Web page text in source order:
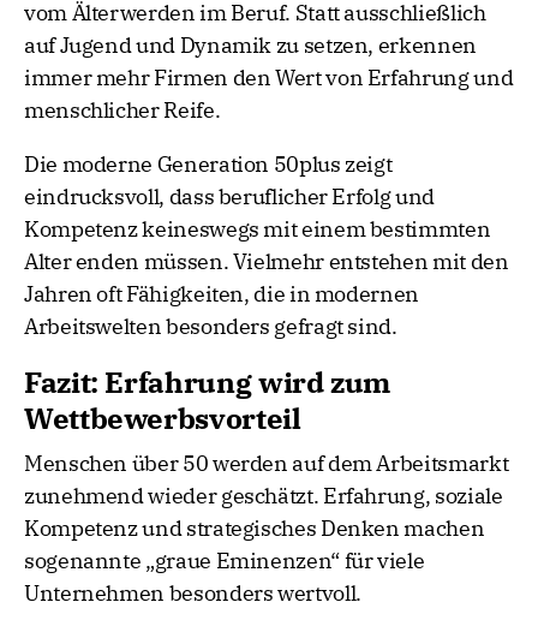
vom Älterwerden im Beruf. Statt ausschließlich
auf Jugend und Dynamik zu setzen, erkennen
immer mehr Firmen den Wert von Erfahrung und
menschlicher Reife.
Die moderne Generation 50plus zeigt
eindrucksvoll, dass beruflicher Erfolg und
Kompetenz keineswegs mit einem bestimmten
Alter enden müssen. Vielmehr entstehen mit den
Jahren oft Fähigkeiten, die in modernen
Arbeitswelten besonders gefragt sind.
Fazit: Erfahrung wird zum
Wettbewerbsvorteil
Menschen über 50 werden auf dem Arbeitsmarkt
zunehmend wieder geschätzt. Erfahrung, soziale
Kompetenz und strategisches Denken machen
sogenannte „graue Eminenzen“ für viele
Unternehmen besonders wertvoll.